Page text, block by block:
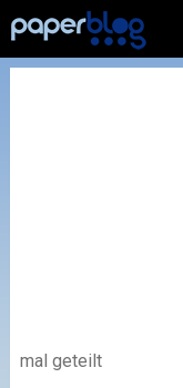
mal geteilt